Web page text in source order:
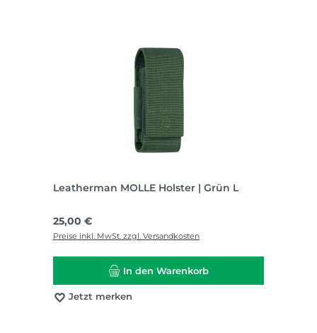
Leatherman MOLLE Holster | Grün L
Regulärer Preis:
25,00 €
Preise inkl. MwSt. zzgl. Versandkosten
In den Warenkorb
Jetzt merken